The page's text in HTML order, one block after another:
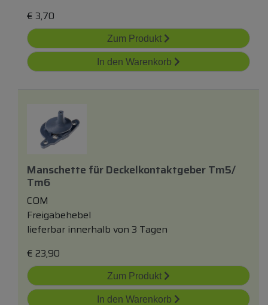
€ 3,70
Zum Produkt
In den Warenkorb
Manschette fürDeckelkontaktgeber Tm5/
Tm6
COM
Freigabehebel
lieferbar innerhalb von 3 Tagen
€ 23,90
Zum Produkt
In den Warenkorb